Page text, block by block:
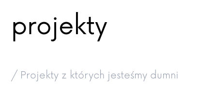
projekty
/ Projekty z których jesteśmy dumni